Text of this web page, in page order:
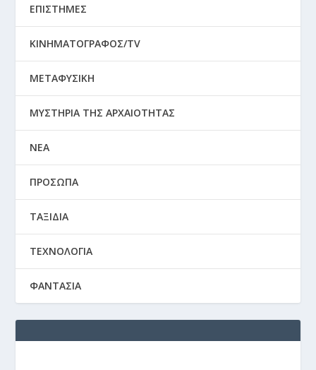
ΕΠΙΣΤΗΜΕΣ
ΚΙΝΗΜΑΤΟΓΡΑΦΟΣ/TV
ΜΕΤΑΦΥΣΙΚΗ
ΜΥΣΤΗΡΙΑ ΤΗΣ ΑΡΧΑΙΟΤΗΤΑΣ
ΝΕΑ
ΠΡΟΣΩΠΑ
ΤΑΞΙΔΙΑ
ΤΕΧΝΟΛΟΓΙΑ
ΦΑΝΤΑΣΙΑ